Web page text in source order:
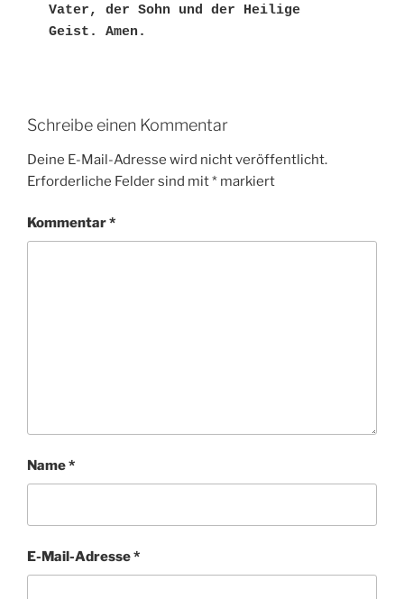
Vater, der Sohn und der Heilige
Geist. Amen.
Schreibe einen Kommentar
Deine E-Mail-Adresse wird nicht veröffentlicht.
Erforderliche Felder sind mit* markiert
Kommentar*
Name*
E-Mail-Adresse*